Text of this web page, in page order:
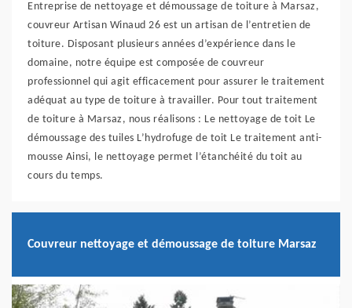
Entreprise de nettoyage et démoussage de toiture à Marsaz,
couvreur Artisan Winaud 26 est un artisan de l’entretien de
toiture. Disposant plusieurs années d’expérience dans le
domaine, notre équipe est composée de couvreur
professionnel qui agit efficacement pour assurer le traitement
adéquat au type de toiture à travailler. Pour tout traitement
de toiture à Marsaz, nous réalisons : Le nettoyage de toit Le
démoussage des tuiles L’hydrofuge de toit Le traitement anti-
mousse Ainsi, le nettoyage permet l’étanchéité du toit au
cours du temps.
Couvreur nettoyage et démoussage de toiture Marsaz